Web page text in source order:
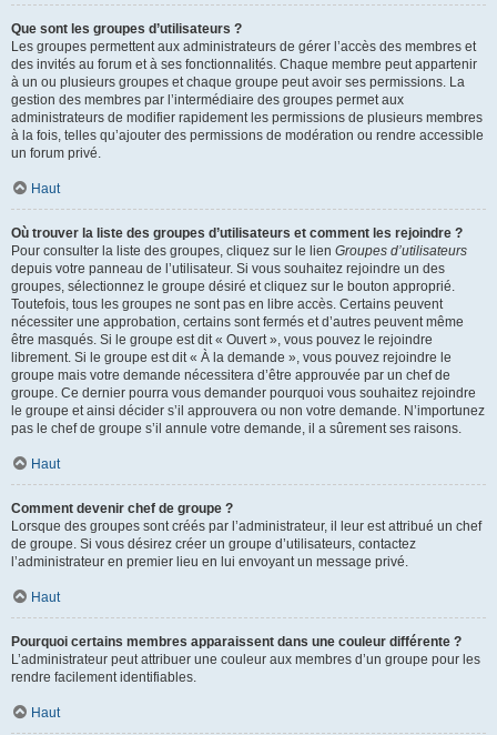
Que sont les groupes d’utilisateurs ?
Les groupes permettent aux administrateurs de gérer l’accès des membres et
des invités au forum et à ses fonctionnalités. Chaque membre peut appartenir
à un ou plusieurs groupes et chaque groupe peut avoir ses permissions. La
gestion des membres par l’intermédiaire des groupes permet aux
administrateurs de modifier rapidement les permissions de plusieurs membres
à la fois, telles qu’ajouter des permissions de modération ou rendre accessible
un forum privé.
Haut
Où trouver la liste des groupes d’utilisateurs et comment les rejoindre ?
Pour consulter la liste des groupes, cliquez sur le lien Groupes d’utilisateurs
depuis votre panneau de l’utilisateur. Si vous souhaitez rejoindre un des
groupes, sélectionnez le groupe désiré et cliquez sur le bouton approprié.
Toutefois, tous les groupes ne sont pas en libre accès. Certains peuvent
nécessiter une approbation, certains sont fermés et d’autres peuvent même
être masqués. Si le groupe est dit « Ouvert », vous pouvez le rejoindre
librement. Si le groupe est dit « À la demande », vous pouvez rejoindre le
groupe mais votre demande nécessitera d’être approuvée par un chef de
groupe. Ce dernier pourra vous demander pourquoi vous souhaitez rejoindre
le groupe et ainsi décider s’il approuvera ou non votre demande. N’importunez
pas le chef de groupe s’il annule votre demande, il a sûrement ses raisons.
Haut
Comment devenir chef de groupe ?
Lorsque des groupes sont créés par l’administrateur, il leur est attribué un chef
de groupe. Si vous désirez créer un groupe d’utilisateurs, contactez
l’administrateur en premier lieu en lui envoyant un message privé.
Haut
Pourquoi certains membres apparaissent dans une couleur différente ?
L’administrateur peut attribuer une couleur aux membres d’un groupe pour les
rendre facilement identifiables.
Haut